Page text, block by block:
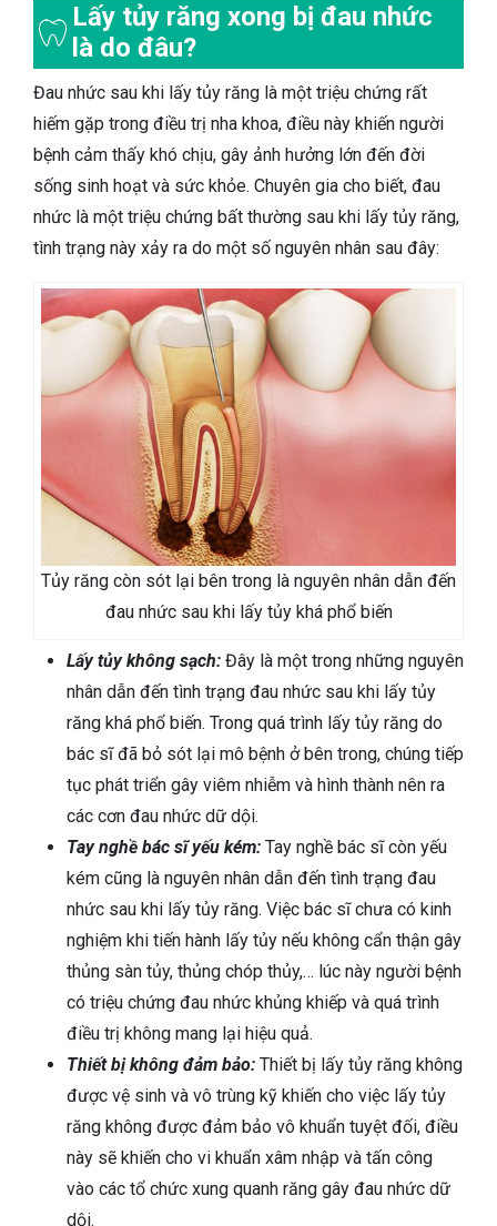
Lấy tủy răng xong bị đau nhức
là do đâu?
Đau nhức sau khi lấy tủy răng là một triệu chứng rất
hiếm gặp trong điều trị nha khoa, điều này khiến người
bệnh cảm thấy khó chịu, gây ảnh hưởng lớn đến đời
sống sinh hoạt và sức khỏe. Chuyên gia cho biết, đau
nhức là một triệu chứng bất thường sau khi lấy tủy răng,
tình trạng này xảy ra do một số nguyên nhân sau đây:
Tủy răng còn sót lại bên trong là nguyên nhân dẫn đến
đau nhức sau khi lấy tủy khá phổ biến
Lấy tủy không sạch: Đây là một trong những nguyên
nhân dẫn đến tình trạng đau nhức sau khi lấy tủy
răng khá phổ biến. Trong quá trình lấy tủy răng do
bác sĩ đã bỏ sót lại mô bệnh ở bên trong, chúng tiếp
tục phát triển gây viêm nhiễm và hình thành nên ra
các cơn đau nhức dữ dội.
Tay nghề bác sĩ yếu kém: Tay nghề bác sĩ còn yếu
kém cũng là nguyên nhân dẫn đến tình trạng đau
nhức sau khi lấy tủy răng. Việc bác sĩ chưa có kinh
nghiệm khi tiến hành lấy tủy nếu không cẩn thận gây
thủng sàn tủy, thủng chóp thủy,… lúc này người bệnh
có triệu chứng đau nhức khủng khiếp và quá trình
điều trị không mang lại hiệu quả.
Thiết bị không đảm bảo: Thiết bị lấy tủy răng không
được vệ sinh và vô trùng kỹ khiến cho việc lấy tủy
răng không được đảm bảo vô khuẩn tuyệt đối, điều
này sẽ khiến cho vi khuẩn xâm nhập và tấn công
vào các tổ chức xung quanh răng gây đau nhức dữ
dội.